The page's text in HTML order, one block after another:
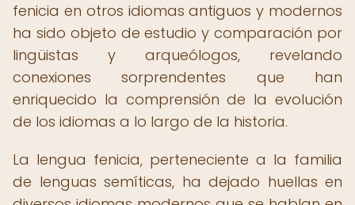
fenicia en otros idiomas antiguos y modernos
ha sido objeto de estudio y comparación por
lingüistas y arqueólogos, revelando
conexiones sorprendentes que han
enriquecido la comprensión de la evolución
de los idiomas a lo largo de la historia.
La lengua fenicia, perteneciente a la familia
de lenguas semíticas, ha dejado huellas en